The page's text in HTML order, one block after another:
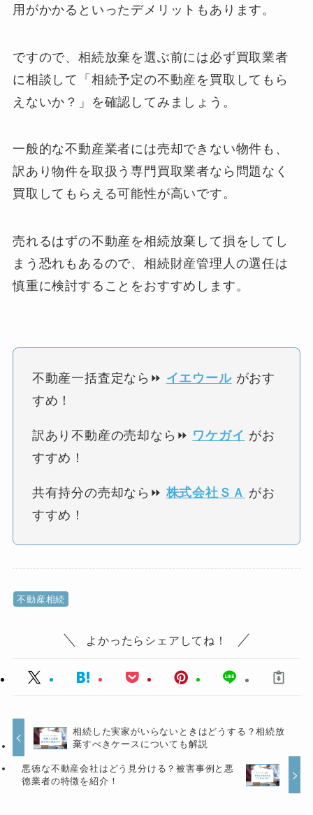
用がかかるといったデメリットもあります。
ですので、相続放棄を選ぶ前には必ず買取業者
に相談して「相続予定の不動産を買取してもら
えないか？」を確認してみましょう。
一般的な不動産業者には売却できない物件も、
訳あり物件を取扱う専門買取業者なら問題なく
買取してもらえる可能性が高いです。
売れるはずの不動産を相続放棄して損をしてし
まう恐れもあるので、相続財産管理人の選任は
慎重に検討することをおすすめします。
不動産一括査定なら⏩ イエウールがおす
すめ！
訳あり不動産の売却なら⏩ ワケガイ がお
すすめ！
共有持分の売却なら⏩ 株式会社ＳＡ がお
すすめ！
不動産相続
よかったらシェアしてね！
相続した実家がいらないときはどうする？相続放
棄すべきケースについても解説
悪徳な不動産会社はどう見分ける？被害事例と悪
徳業者の特徴を紹介！